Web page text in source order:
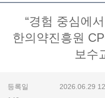
“경험 중심에
한의약진흥원
보수
등록일 2026.06.29